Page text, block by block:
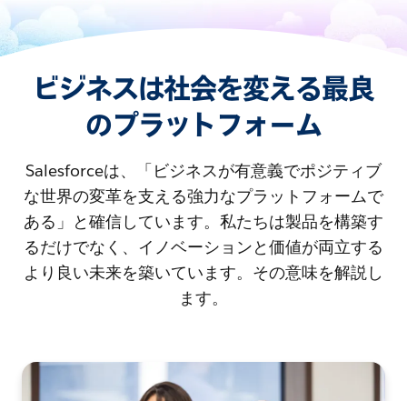
ビジネスは社会を変える最良
のプラットフォーム
Salesforceは、「ビジネスが有意義でポジティブ
な世界の変革を支える強力なプラットフォームで
ある」と確信しています。私たちは製品を構築す
るだけでなく、イノベーションと価値が両立する
より良い未来を築いています。その意味を解説し
ます。